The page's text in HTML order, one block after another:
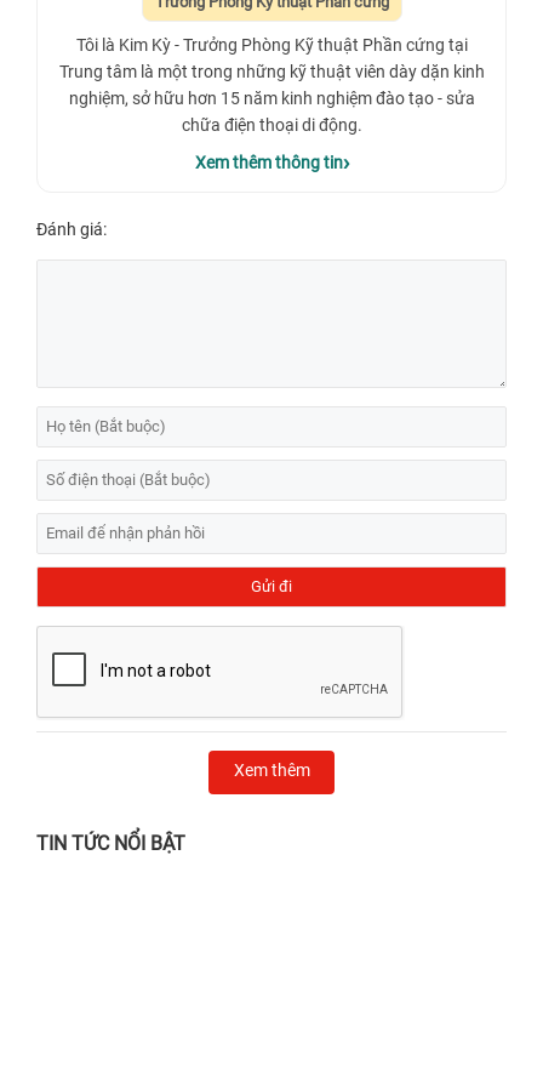
Tôi là Kim Kỳ - Trưởng Phòng Kỹ thuật Phần cứng tại
Trung tâm là một trong những kỹ thuật viên dày dặn kinh
nghiệm, sở hữu hơn 15 năm kinh nghiệm đào tạo - sửa
chữa điện thoại di động.
Xem thêm thông tin
Đánh giá:
Xem thêm
TIN TỨC NỔI BẬT